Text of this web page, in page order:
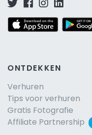
ONTDEKKEN
Verhuren
Tips voor verhuren
Gratis Fotografie
Affiliate Partnership